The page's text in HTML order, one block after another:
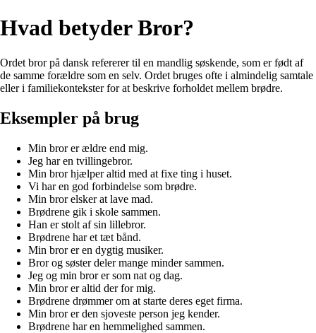
Hvad betyder Bror?
Ordet bror på dansk refererer til en mandlig søskende, som er født af
de samme forældre som en selv. Ordet bruges ofte i almindelig samtale
eller i familiekontekster for at beskrive forholdet mellem brødre.
Eksempler på brug
Min bror er ældre end mig.
Jeg har en tvillingebror.
Min bror hjælper altid med at fixe ting i huset.
Vi har en god forbindelse som brødre.
Min bror elsker at lave mad.
Brødrene gik i skole sammen.
Han er stolt af sin lillebror.
Brødrene har et tæt bånd.
Min bror er en dygtig musiker.
Bror og søster deler mange minder sammen.
Jeg og min bror er som nat og dag.
Min bror er altid der for mig.
Brødrene drømmer om at starte deres eget firma.
Min bror er den sjoveste person jeg kender.
Brødrene har en hemmelighed sammen.